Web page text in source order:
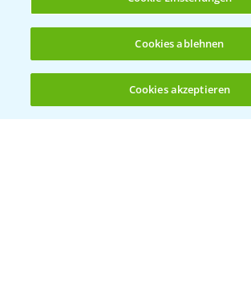
Standortreport Nauen - Eine starke
Herbizidlösung im Mais
16.04.2025 (noch 4)
Cookies ablehnen
Cookies akzeptieren